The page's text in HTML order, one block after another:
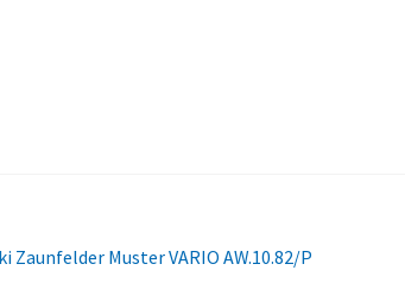
Zaunfelder Muster VARIO AW.10.82/P